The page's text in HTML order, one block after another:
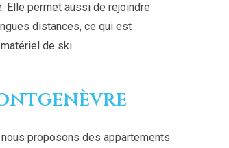
Elle permet aussi de rejoindre
distances, ce qui est
de ski.
proposons des appartements